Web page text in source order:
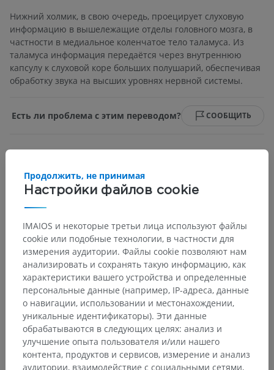
Нижний холмик, в свою очередь, проецирует слуховую
информацию в вышележащие отделы головного мозга, в
частности в медиальное коленчатое тело таламуса. Из
таламуса информация передаётся через внутреннюю
капсулу к слуховой коре больших полушарий, обеспечивая
обработку звука на высших уровнях нервной системы.
Есть ли проблема с этим переводом? СООБЩИТЬ
Snell, R.S. (2010). ‘Chapter 11: The Cranial nerve nuclei and their central
connections and distribution’, in Clinical Neuroanatomy. (7th ed.)
H, Hogg JP. Neuroanatomy, Brainstem. [Updated 2023 Jul 4]. In:
StatPearls [Internet]. Treasure Island (FL): StatPearls Publishing; 2024
Jan-. Available from:https://www.ncbi.nlm.nih.gov/books/NBK544297/
Анатомическая иерархия
Анатомия человека 2
Настройки файлов cookie
Продолжить, не принимая
IMAIOS и некоторые третьи лица используют файлы
cookie или подобные технологии, в частности для
измерения аудитории. Файлы cookie позволяют нам
анализировать и сохранять такую информацию, как
характеристики вашего устройства и определенные
персональные данные (например, IP-адреса, данные
о навигации, использовании и местонахождении,
уникальные идентификаторы). Эти данные
обрабатываются в следующих целях: анализ и
улучшение опыта пользователя и/или нашего
контента, продуктов и сервисов, измерение и анализ
аудитории, взаимодействие с социальными сетями,